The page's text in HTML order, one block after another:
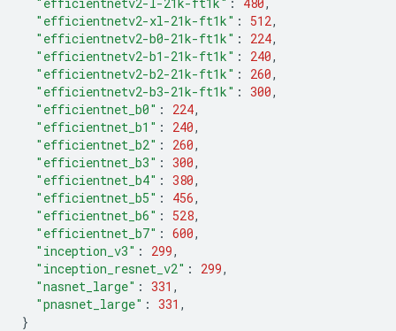
"efficientnetv2-xl-21k-ft1k" : 512,
"efficientnetv2-b0-21k-ft1k" : 224,
"efficientnetv2-b1-21k-ft1k" : 240,
"efficientnetv2-b2-21k-ft1k" : 260,
"efficientnetv2-b3-21k-ft1k" : 300,
"efficientnet_b0" : 224,
"efficientnet_b1" : 240,
"efficientnet_b2" : 260,
"efficientnet_b3" : 300,
"efficientnet_b4" : 380,
"efficientnet_b5" : 456,
"efficientnet_b6" : 528,
"efficientnet_b7" : 600,
"inception_v3" : 299,
"inception_resnet_v2" : 299,
"nasnet_large" : 331 ,
"pnasnet_large" : 331 ,
}